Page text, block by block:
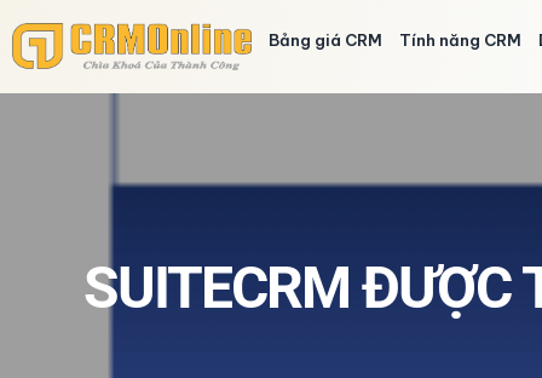
Bảng giá CRM Tính năng CRM
SUITECRM ĐƯỢC